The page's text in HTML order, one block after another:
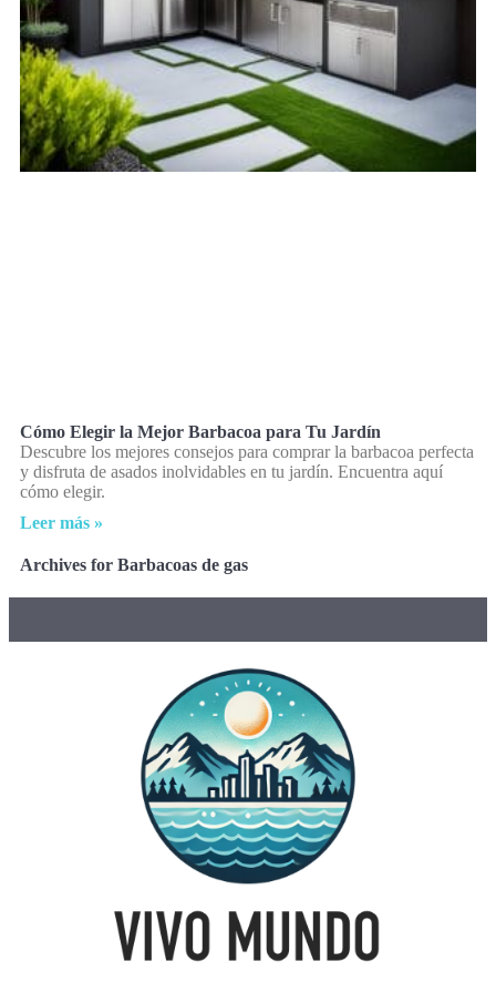
Cómo Elegir la Mejor Barbacoa para Tu Jardín
Descubre los mejores consejos para comprar la barbacoa perfecta
y disfruta de asados inolvidables en tu jardín. Encuentra aquí
cómo elegir.
Leer más »
Archives for Barbacoas de gas